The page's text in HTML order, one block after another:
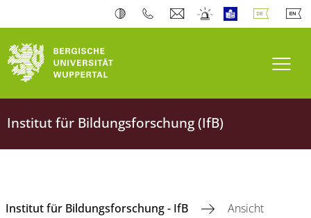
Institut für Bildungsforschung (IfB)
Institut für Bildungsforschung - IfB Ansicht